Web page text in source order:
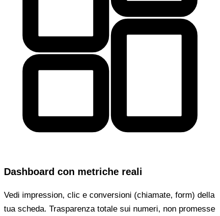
Dashboard con metriche reali
Vedi impression, clic e conversioni (chiamate, form) della
tua scheda. Trasparenza totale sui numeri, non promesse